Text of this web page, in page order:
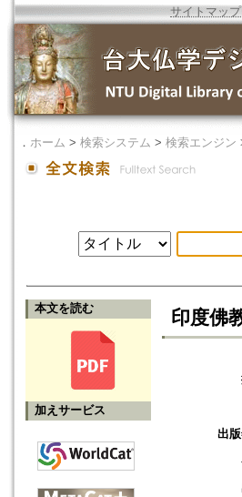
サイトマップ
． ホーム > 検索システム > 検索エンジン
本文を読む
加えサービス
印度佛
出